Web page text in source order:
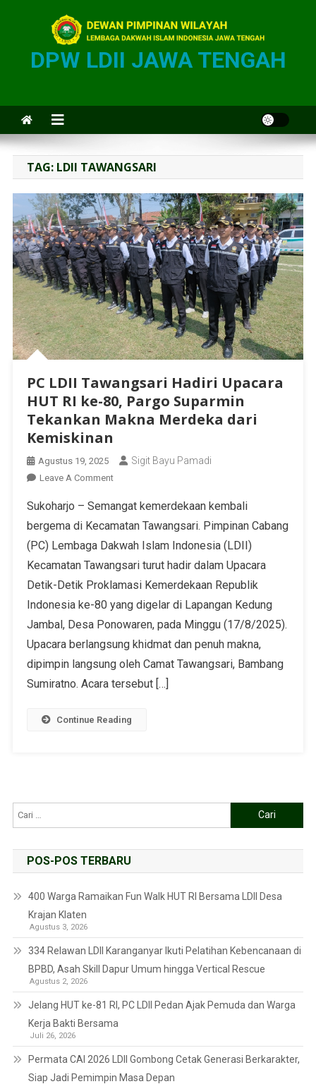
DPW LDII JAWA TENGAH
TAG: LDII TAWANGSARI
PC LDII Tawangsari Hadiri Upacara
HUT RI ke-80, Pargo Suparmin
Tekankan Makna Merdeka dari
Kemiskinan
Agustus 19, 2025 Sigit Bayu Pamadi
Leave A Comment
Sukoharjo – Semangat kemerdekaan kembali
bergema di Kecamatan Tawangsari. Pimpinan Cabang
(PC) Lembaga Dakwah Islam Indonesia (LDII)
Kecamatan Tawangsari turut hadir dalam Upacara
Detik-Detik Proklamasi Kemerdekaan Republik
Indonesia ke-80 yang digelar di Lapangan Kedung
Jambal, Desa Ponowaren, pada Minggu (17/8/2025).
Upacara berlangsung khidmat dan penuh makna,
dipimpin langsung oleh Camat Tawangsari, Bambang
Sumiratno. Acara tersebut […]
Continue Reading
POS-POS TERBARU
400 Warga Ramaikan Fun Walk HUT RI Bersama LDII Desa
Krajan Klaten
Agustus 3, 2026
334 Relawan LDII Karanganyar Ikuti Pelatihan Kebencanaan di
BPBD, Asah Skill Dapur Umum hingga Vertical Rescue
Agustus 2, 2026
Jelang HUT ke-81 RI, PC LDII Pedan Ajak Pemuda dan Warga
Kerja Bakti Bersama
Juli 26, 2026
Permata CAI 2026 LDII Gombong Cetak Generasi Berkarakter,
Siap Jadi Pemimpin Masa Depan